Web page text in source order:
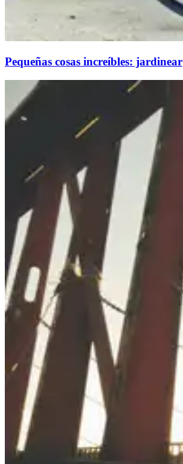
Pequeñas cosas increíbles: jardinear